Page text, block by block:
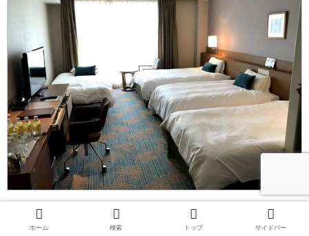
ホーム 検索 トップ サイドバー